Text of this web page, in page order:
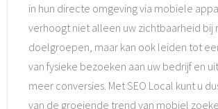
in hun directe omgeving via mobiele
verhoogt niet alleen uw zichtbaarheid bij
doelgroepen, maar kan ook leiden tot
van fysieke bezoeken aan uw bedrijf en
meer conversies. Met SEO Local kunt u
van de groeiende trend van mobiel